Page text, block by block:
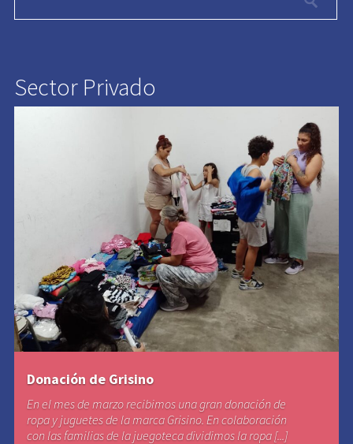
Sector Privado
Donación de Grisino
En el mes de marzo recibimos una gran donación de
ropa y juguetes de la marca Grisino. En colaboración
con las familias de la juegoteca dividimos la ropa [...]